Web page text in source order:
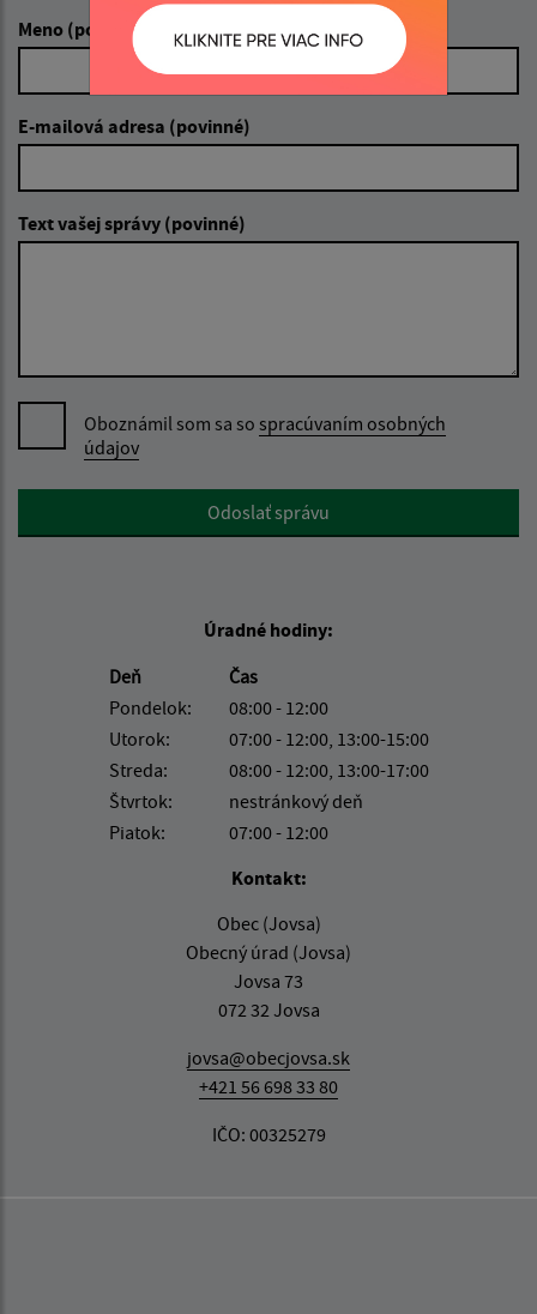
Meno (povinné)
E-mailová adresa (povinné)
Text vašej správy (povinné)
Oboznámil som sa so spracúvaním osobných
údajov
Google reCaptcha ResponseOdoslať správu
Úradné hodiny:
Deň
Čas
Pondelok:
08:00 - 12:00
Utorok:
07:00 - 12:00, 13:00-15:00
Streda:
08:00 - 12:00, 13:00-17:00
Štvrtok:
nestránkový deň
Piatok:
07:00 - 12:00
Kontakt:
Obec (Jovsa)
Obecný úrad (Jovsa)
Jovsa 73
072 32 Jovsa
jovsa@obecjovsa.sk
+421 56 698 33 80
IČO: 00325279